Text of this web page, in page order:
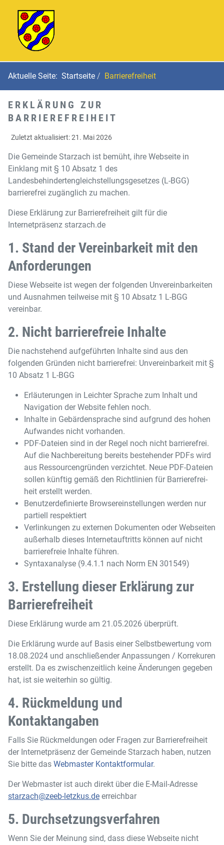
Aktuelle Seite: Startseite Barrierefreiheit
ERKLÄRUNG ZUR
BARRIEREFREIHEIT
Zuletzt aktualisiert: 21. Mai 2026
Die Gemeinde Starzach ist bemüht, ihre Webseite in
Einklang mit § 10 Absatz 1 des
Landesbehindertengleichstellungsgesetzes (L-BGG)
barrierefrei zugänglich zu machen.
Diese Erklärung zur Barrierefreiheit gilt für die
Internetpräsenz starzach.de
1. Stand der Vereinbarkeit mit den
Anforderungen
Diese Webseite ist wegen der folgenden Unvereinbarkeiten
und Ausnahmen teilweise mit § 10 Absatz 1 L-BGG
vereinbar.
2. Nicht barrierefreie Inhalte
Die nachstehend aufgeführten Inhalte sind aus den
folgenden Gründen nicht barrierefrei: Unvereinbarkeit mit §
10 Absatz 1 L-BGG
Erläuterungen in Leichter Sprache zum Inhalt und
Navigation der Website fehlen noch.
Inhalte in Gebärdensprache sind aufgrund des hohen
Aufwandes nicht vorhanden.
PDF-Dateien sind in der Regel noch nicht barrierefrei.
Auf die Nachbereitung bereits bestehender PDFs wird
aus Ressourcengründen verzichtet. Neue PDF-​Dateien
sollen künftig gemäß den Richt­li­ni­en für Bar­rie­re­frei­
heit erstellt werden.
Benutzerdefinierte Browsereinstellungen werden nur
partiell respektiert
Verlinkungen zu externen Dokumenten oder Webseiten
außerhalb dieses Internetauftritts können auf nicht
barrierefreie Inhalte führen.
Syntaxanalyse (9.4.1.1 nach Norm EN 301549)
3. Erstellung dieser Erklärung zur
Barrierefreiheit
Diese Erklärung wurde am 21.05.2026 überprüft.
Die Erklärung wurde auf Basis einer Selbstbewertung vom
18.08.2024 und anschließender Anpassungen / Korrekuren
erstellt. Da es zwischenzeitlich keine Änderungen gegeben
hat, ist sie weiterhin so gültig.
4. Rückmeldung und
Kontaktangaben
Falls Sie Rückmeldungen oder Fragen zur Barrierefreiheit
der Internetpräsenz der Gemeinde Starzach haben, nutzen
Sie bitte das Webmaster Kontaktformular.
Der Webmaster ist auch direkt über die E-Mail-Adresse
starzach@zeeb-letzkus.de erreichbar
5. Durchsetzungsverfahren
Wenn Sie der Meinung sind, dass diese Webseite nicht